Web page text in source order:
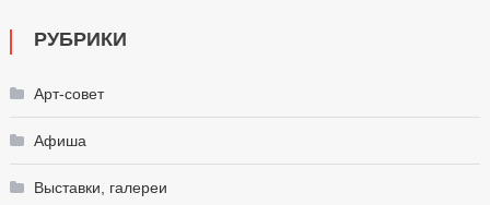
РУБРИКИ
Арт-совет
Афиша
Выставки, галереи